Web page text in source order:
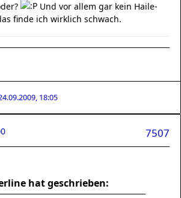
Und vor allem gar kein Haile-
finde ich wirklich schwach.
18:05
7507
hat geschrieben: